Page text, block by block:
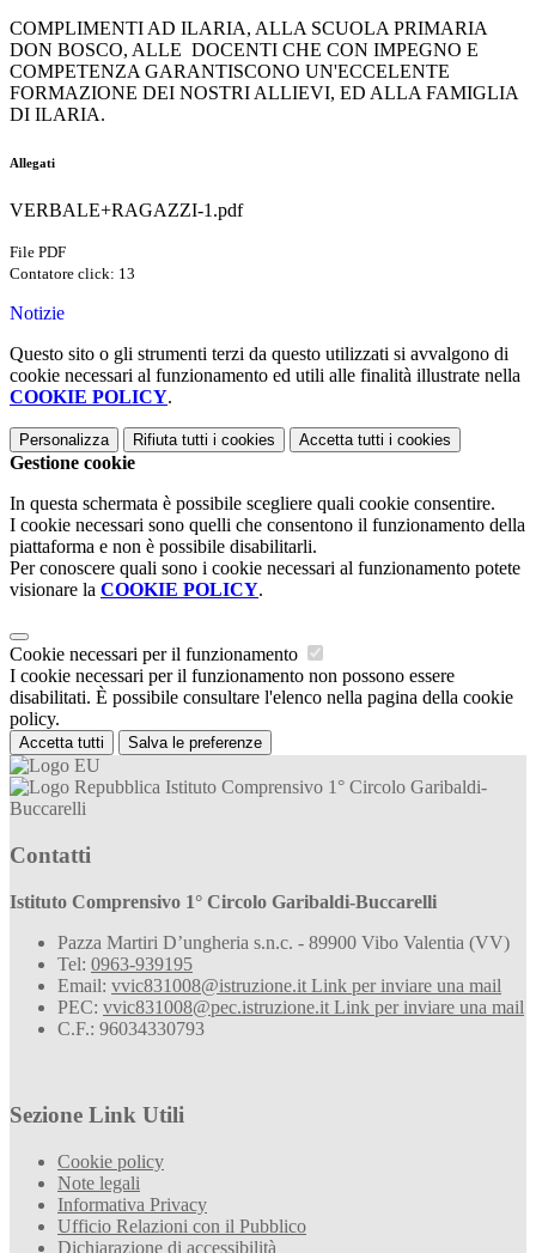
COMPLIMENTI AD ILARIA, ALLA SCUOLA PRIMARIA
DON BOSCO, ALLE DOCENTI CHE CON IMPEGNO E
COMPETENZA GARANTISCONO UN'ECCELENTE
FORMAZIONE DEI NOSTRI ALLIEVI, ED ALLA FAMIGLIA
DI ILARIA.
Allegati
VERBALE+RAGAZZI-1.pdf
File PDF
Contatore click: 13
Notizie
Questo sito o gli strumenti terzi da questo utilizzati si avvalgono di
cookie necessari al funzionamento ed utili alle finalità illustrate nella
COOKIE POLICY.
Personalizza Rifiuta tutti i cookies Accetta tutti i cookies
Gestione cookie
In questa schermata è possibile scegliere quali cookie consentire.
I cookie necessari sono quelli che consentono il funzionamento della
piattaforma e non è possibile disabilitarli.
Per conoscere quali sono i cookie necessari al funzionamento potete
visionare la COOKIE POLICY.
Cookie necessari per il funzionamento
I cookie necessari per il funzionamento non possono essere
disabilitati. È possibile consultare l'elenco nella pagina della cookie
policy.
Accetta tutti Salva le preferenze
Istituto Comprensivo 1° Circolo Garibaldi-
Buccarelli
Contatti
Istituto Comprensivo 1° Circolo Garibaldi-Buccarelli
Pazza Martiri D’ungheria s.n.c. - 89900 Vibo Valentia (VV)
Tel: 0963-939195
Email: vvic831008@istruzione.it Link per inviare una mail
PEC: vvic831008@pec.istruzione.it Link per inviare una mail
C.F.: 96034330793
Sezione Link Utili
Cookie policy
Note legali
Informativa Privacy
Ufficio Relazioni con il Pubblico
Dichiarazione di accessibilità